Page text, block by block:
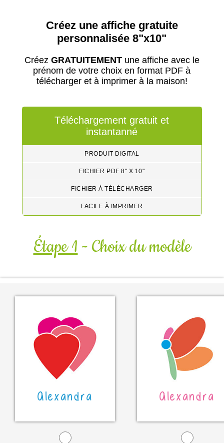
Créez une affiche gratuite
personnalisée 8"x10"
Créez GRATUITEMENTune affiche avec le
prénom de votre choix en format PDF à
télécharger et à imprimer à la maison!
Téléchargement gratuit et
instantanné
PRODUIT DIGITAL
FICHIER PDF 8" X 10"
FICHIER À TÉLÉCHARGER
FACILE À IMPRIMER
Étape 1- Choix du modèle
Alexandra Alexandra